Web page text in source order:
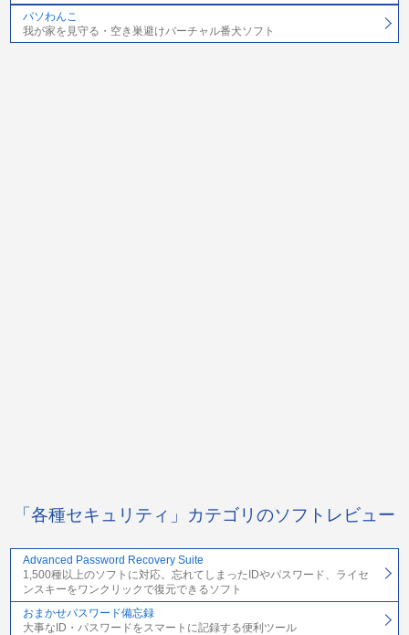
パソわんこ
我が家を見守る・空き巣避けバーチャル番犬ソフト
「各種セキュリティ」カテゴリのソフトレビュー
Advanced Password Recovery Suite
1,500種以上のソフトに対応。忘れてしまったIDやパスワード、ライセ
ンスキーをワンクリックで復元できるソフト
おまかせパスワード備忘録
大事なID・パスワードをスマートに記録する便利ツール